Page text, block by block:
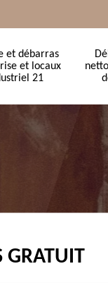
et débarras
et locaux
21
GRATUIT